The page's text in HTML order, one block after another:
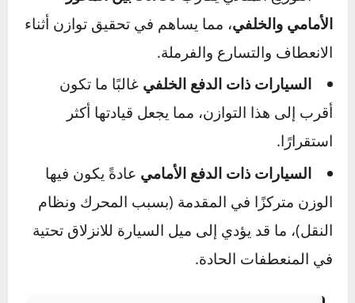
القوية أو الطرق الزلقة.
⚠️ كلما زاد الوزن، زادتمسافة التوقف
أساسي في تجنب الحوادث.
التوزيع المثالي للوزن بين المحورين
ليس فقط الوزن الكلي ما يهم، بل كيفية توزيع هذا
الوزن أيضًا:
التوزيع المثالي يقارب